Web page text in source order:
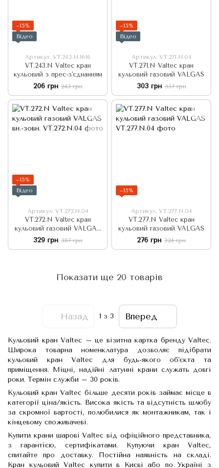
−15%
Відео
Артикул: VT.243.N.1616
VT.243.N Valtec кран
кульовий з прес-з'єднанням
206 грн 243 грн
−15%
Відео
Артикул: VT.271.N.04
VT.271.N Valtec кран
кульовий газовий VALGAS
303 грн 357 грн
−15%
Відео
Артикул: VT.272.N.04
VT.272.N Valtec кран
кульовий газовий VALGAS
вн.-зовн.
329 грн 387 грн
−15%
Артикул: VT.277.N.04
VT.277.N Valtec кран
кульовий газовий VALGAS
276 грн 324 грн
Показати ще 20 товарів
Назад 1 з 3 Вперед
Кульовий кран Valtec – це візитна картка бренду Valtec.
Широка товарна номенклатура дозволяє підібрати
кульовий кран Valtec для будь-якого об'єкта та
приміщення. Міцні, надійні латунні крани служать довгі
роки. Термін служби – 30 років.
Кульовий кран Valtec більше десяти років займає місце в
категорії ціна/якість. Висока якість та відсутність шлюбу
за скромної вартості, полюбилися як монтажникам, так і
кінцевому споживачеві.
Купити крани шарові Valtec від офіційного представника,
з гарантією, сертифікатами. Купуючи кран Valtec,
спитайте про доставку. Постійна наявність на складі.
Кран кульовий Valtec купити в Києві або по Україні з